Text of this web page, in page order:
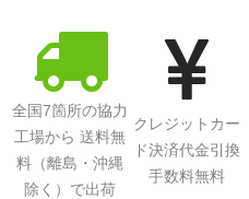
全国7箇所の協力
工場から 送料無
料（離島・沖縄
除く）で出荷
クレジットカー
ド決済代金引換
手数料無料